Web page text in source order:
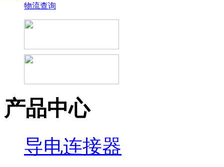
物流查询
产品中心
导电连接器